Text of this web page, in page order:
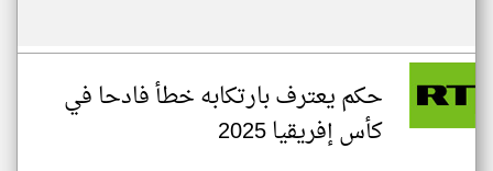
حكم يعترف بارتكابه خطأ فادحا في
كأس إفريقيا 2025